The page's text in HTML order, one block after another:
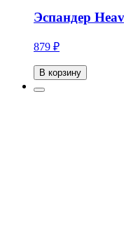
Эспандер
879 ₽
В корзину